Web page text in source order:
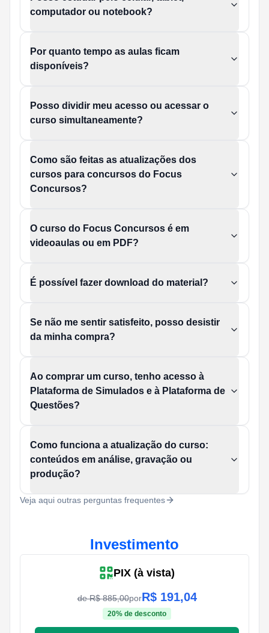
computador ou notebook?
Por quanto tempo as aulas ficam
disponíveis?
Posso dividir meu acesso ou acessar o
curso simultaneamente?
Como são feitas as atualizações dos
cursos para concursos do Focus
Concursos?
O curso do Focus Concursos é em
videoaulas ou em PDF?
É possível fazer download do material?
Se não me sentir satisfeito, posso desistir
da minha compra?
Ao comprar um curso, tenho acesso à
Plataforma de Simulados e à Plataforma de
Questões?
Como funciona a atualização do curso:
conteúdos em análise, gravação ou
produção?
Veja aqui outras perguntas frequentes
Investimento
PIX (à vista)
de R$885,00porR$ 191,04
20% de desconto